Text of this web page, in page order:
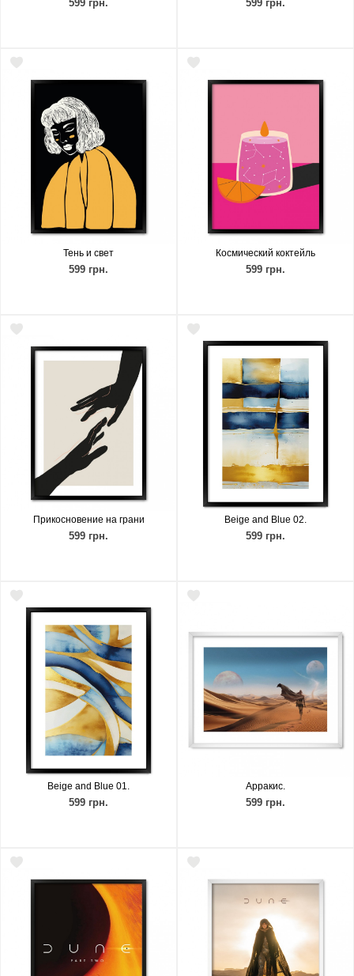
599 грн. 599 грн.
Тень и свет
599 грн.
Космический коктейль
599 грн.
Прикосновение на грани
599 грн.
Beige and Blue 02.
599 грн.
Beige and Blue 01.
599 грн.
Арракис.
599 грн.